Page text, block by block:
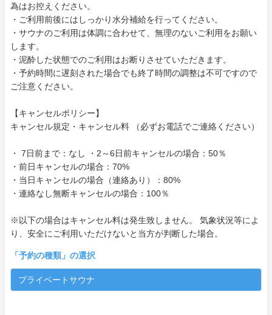
為はお控えください。
・ご利用前後にはしっかり水分補給を行ってください。
・サウナのご利用は体調に合わせて、無理のないご利用をお願い
します。
・泥酔した状態でのご利用はお断りさせていただきます。
・予約時間に遅刻された場合でも終了時間の調整は不可ですので
ご注意ください。
【キャンセルポリシー】
キャンセル規定・キャンセル料 （必ずお電話でご連絡ください）
・ 7日前まで：なし ・2～6日前キャンセルの場合：50％
・前日キャンセルの場合：70%
・当日キャンセルの場合（連絡あり）：80%
・連絡なし無断キャンセルの場合：100％
※以下の場合はキャンセル料は発生致しません。 気象状況等によ
り、安全にご利用いただけないと当方が判断した場合。
「予約の種類 」の選択
プライベートサウナ